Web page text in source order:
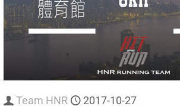
Team HNR 2017-10-27